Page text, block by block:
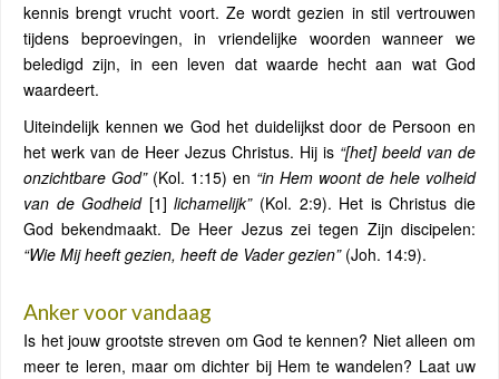
kennis brengt vrucht voort. Ze wordt gezien in stil vertrouwen
tijdens beproevingen, in vriendelijke woorden wanneer we
beledigd zijn, in een leven dat waarde hecht aan wat God
waardeert.
Uiteindelijk kennen we God het duidelijkst door de Persoon en
het werk van de Heer Jezus Christus. Hij is “[het] beeld van de
onzichtbare God”(Kol. 1:15) en “in Hem woont de hele volheid
van de Godheid [1] lichamelijk”(Kol. 2:9). Het is Christus die
God bekendmaakt. De Heer Jezus zei tegen Zijn discipelen:
“Wie Mij heeft gezien, heeft de Vader gezien”(Joh. 14:9).
Anker voor vandaag
Is het jouw grootste streven om God te kennen? Niet alleen om
meer te leren, maar om dichter bij Hem te wandelen? Laat uw